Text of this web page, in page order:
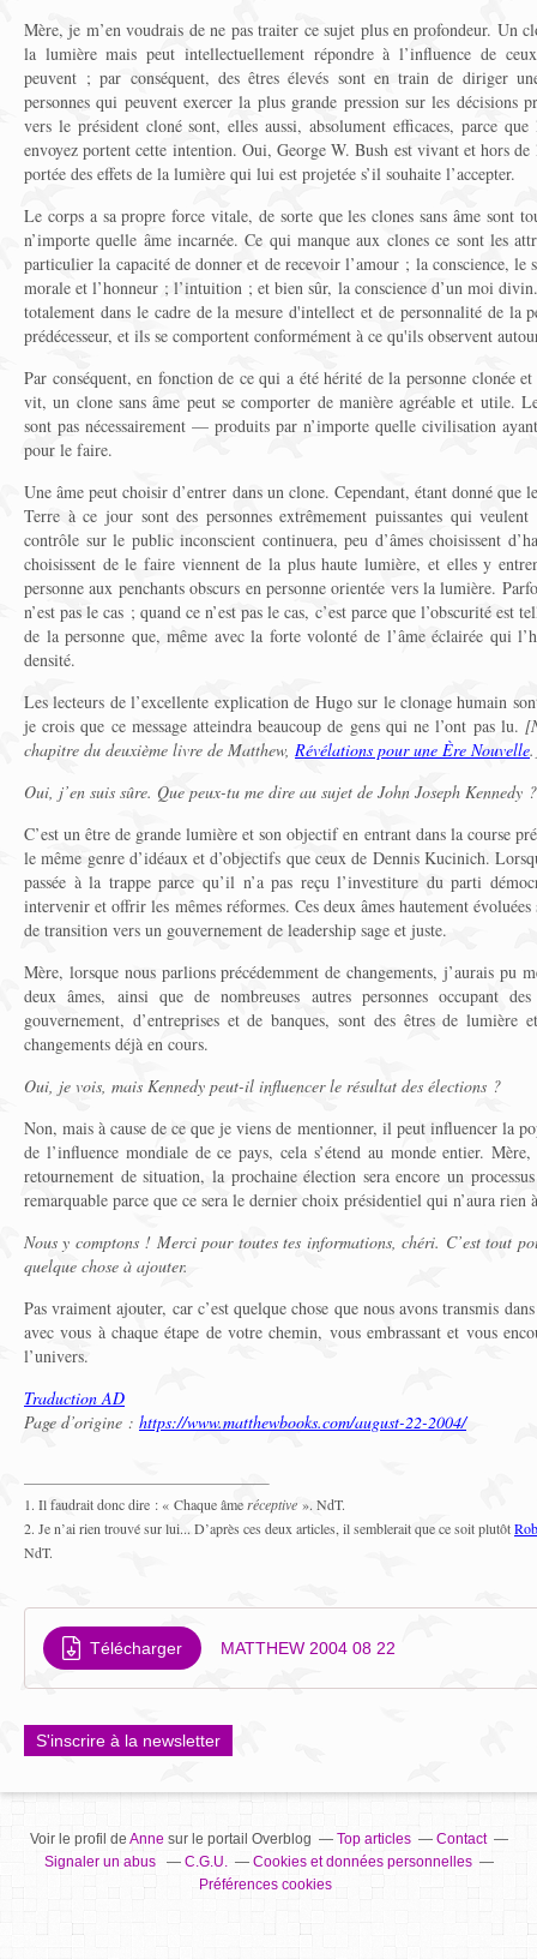
Mère, je m’en voudrais de ne pas traiter ce sujet plus en profondeur. Un
la lumière mais peut intellectuellement répondre à l’influence de
peuvent ; par conséquent, des êtres élevés sont en train de diriger
personnes qui peuvent exercer la plus grande pression sur les décisions
vers le président cloné sont, elles aussi, absolument efficaces, parce que
envoyez portent cette intention. Oui, George W. Bush est vivant et hors
portée des effets de la lumière qui lui est projetée s’il souhaite l’accepter.
Le corps a sa propre force vitale, de sorte que les clones sans âme sont
n’importe quelle âme incarnée. Ce qui manque aux clones ce sont les
particulier la capacité de donner et de recevoir l’amour ; la conscience,
morale et l’honneur ; l’intuition ; et bien sûr, la conscience d’un moi
totalement dans le cadre de la mesure d'intellect et de personnalité de la
prédécesseur, et ils se comportent conformément à ce qu'ils observent
Par conséquent, en fonction de ce qui a été hérité de la personne clonée
vit, un clone sans âme peut se comporter de manière agréable et utile.
sont pas nécessairement — produits par n’importe quelle civilisation
pour le faire.
Une âme peut choisir d’entrer dans un clone. Cependant, étant donné que
Terre à ce jour sont des personnes extrêmement puissantes qui veulent
contrôle sur le public inconscient continuera, peu d’âmes choisissent
choisissent de le faire viennent de la plus haute lumière, et elles y
personne aux penchants obscurs en personne orientée vers la lumière.
n’est pas le cas ; quand ce n’est pas le cas, c’est parce que l’obscurité est
de la personne que, même avec la forte volonté de l’âme éclairée qui
densité.
Les lecteurs de l’excellente explication de Hugo sur le clonage humain
je crois que ce message atteindra beaucoup de gens qui ne l’ont pas lu.
chapitre du deuxième livre de Matthew, Révélations pour une Ère Nouvelle
Oui, j’en suis sûre. Que peux-tu me dire au sujet de John Joseph Kennedy
C’est un être de grande lumière et son objectif en entrant dans la course
le même genre d’idéaux et d’objectifs que ceux de Dennis Kucinich.
passée à la trappe parce qu’il n’a pas reçu l’investiture du parti
intervenir et offrir les mêmes réformes. Ces deux âmes hautement
de transition vers un gouvernement de leadership sage et juste.
Mère, lorsque nous parlions précédemment de changements, j’aurais pu
deux âmes, ainsi que de nombreuses autres personnes occupant
gouvernement, d’entreprises et de banques, sont des êtres de lumière
changements déjà en cours.
Oui, je vois, mais Kennedy peut-il influencer le résultat des élections ?
Non, mais à cause de ce que je viens de mentionner, il peut influencer la
de l’influence mondiale de ce pays, cela s’étend au monde entier.
retournement de situation, la prochaine élection sera encore un
remarquable parce que ce sera le dernier choix présidentiel qui n’aura
Nous y comptons ! Merci pour toutes tes informations, chéri. C’est tout
quelque chose à ajouter.
Pas vraiment ajouter, car c’est quelque chose que nous avons transmis
avec vous à chaque étape de votre chemin, vous embrassant et vous
l’univers.
Traduction AD
Page d’origine : https://www.matthewbooks.com/august-22-2004/
1. Il faudrait donc dire : « Chaque âme réceptive ». NdT.
2. Je n’ai rien trouvé sur lui... D’après ces deux articles, il semblerait que ce soit plutôt
NdT.
Télécharger MATTHEW 2004 08 22
S'inscrire à la newsletter
Voir le profil de Annesur le portail Overblog Top articles
Contact
Signaler un abus
C.G.U.
Cookies et données personnelles
Préférences cookies